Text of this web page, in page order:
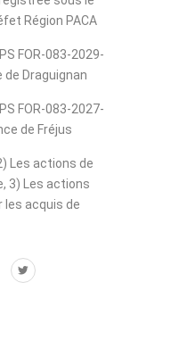
Région PACA
FOR-083-2029-
Draguignan
FOR-083-2027-
de Fréjus
Les actions de
3) Les actions
acquis de